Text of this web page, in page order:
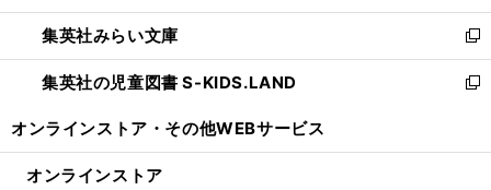
開
く
ウ
で
開
く
ン
ド
ウ
で
ウ
ィ
ン
ド
開
集英社みらい文庫
新
し
い
ン
集英社の児童図書 S-KIDS.LAND
新
ウ
オンラインストア・ その他WEBサービス
オンラインストア